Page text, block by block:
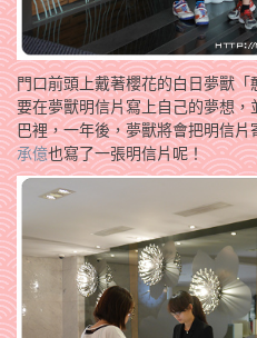
門口前頭上戴著櫻花的白日夢獸
要在夢獸明信片寫上自己的夢想
巴裡，一年後，夢獸­將會把明信
承億也寫了一張明信片呢！